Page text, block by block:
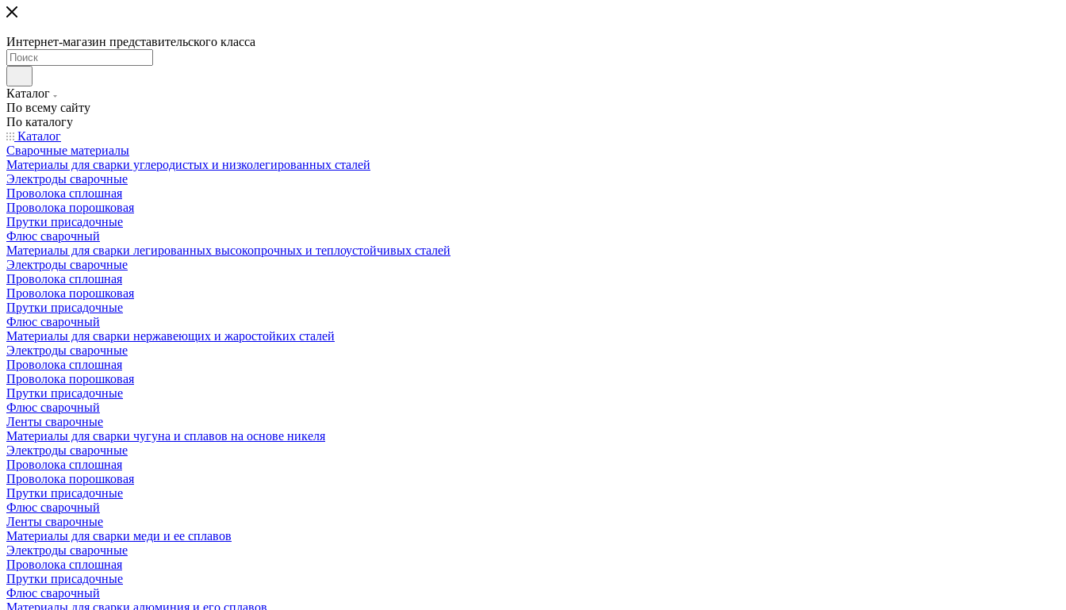
Интернет-магазин представительского класса
Каталог
По всему сайту
По каталогу
Каталог
Сварочные материалы
Материалы для сварки углеродистых и низколегированных сталей
Электроды сварочные
Проволока сплошная
Проволока порошковая
Прутки присадочные
Флюс сварочный
Материалы для сварки легированных высокопрочных и теплоустойчивых сталей
Электроды сварочные
Проволока сплошная
Проволока порошковая
Прутки присадочные
Флюс сварочный
Материалы для сварки нержавеющих и жаростойких сталей
Электроды сварочные
Проволока сплошная
Проволока порошковая
Прутки присадочные
Флюс сварочный
Ленты сварочные
Материалы для сварки чугуна и сплавов на основе никеля
Электроды сварочные
Проволока сплошная
Проволока порошковая
Прутки присадочные
Флюс сварочный
Ленты сварочные
Материалы для сварки меди и ее сплавов
Электроды сварочные
Проволока сплошная
Прутки присадочные
Флюс сварочный
Материалы для сварки алюминия и его сплавов